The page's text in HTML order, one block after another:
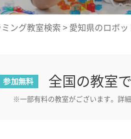
ング教室検索 > 愛知県のロボ
参加無料 全国の教室
※一部有料の教室がございます。詳